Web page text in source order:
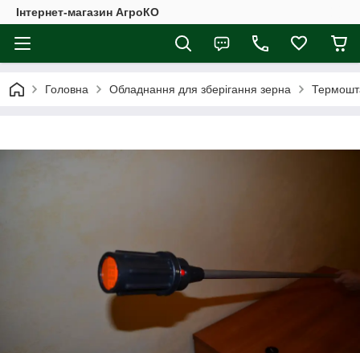
Інтернет-магазин АгроКО
Головна Обладнання для зберігання зерна